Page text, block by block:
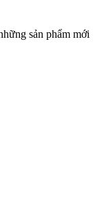
sản phẩm mới